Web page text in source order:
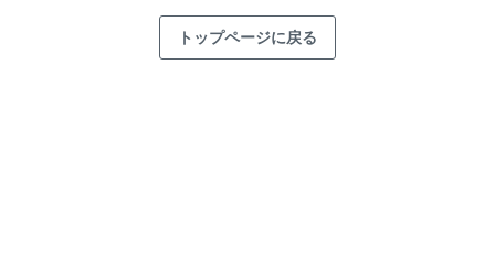
トップページに戻る